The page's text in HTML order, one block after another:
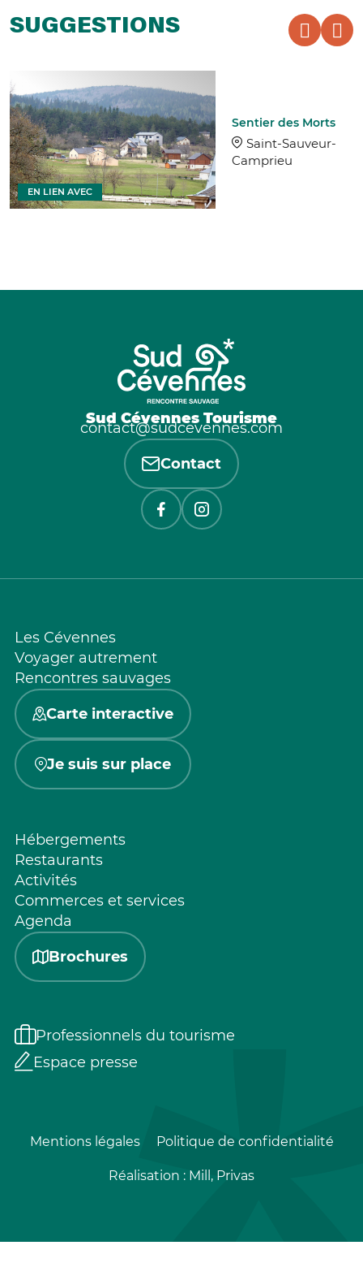
SUGGESTIONS
Sentier des Morts
Saint-Sauveur-
Camprieu
EN LIEN AVEC
Sud Cévennes Tourisme
contact@sudcevennes.com
Contact
Les Cévennes
Voyager autrement
Rencontres sauvages
Carte interactive
Je suis sur place
Hébergements
Restaurants
Activités
Commerces et services
Agenda
Brochures
Professionnels du tourisme
Espace presse
Mentions légales Politique de confidentialité
Réalisation : Mill, Privas